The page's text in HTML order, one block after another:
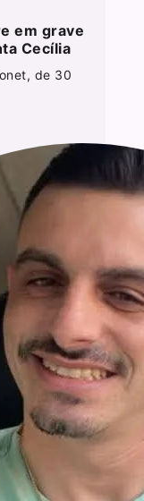
em grave
Cecília
de 30